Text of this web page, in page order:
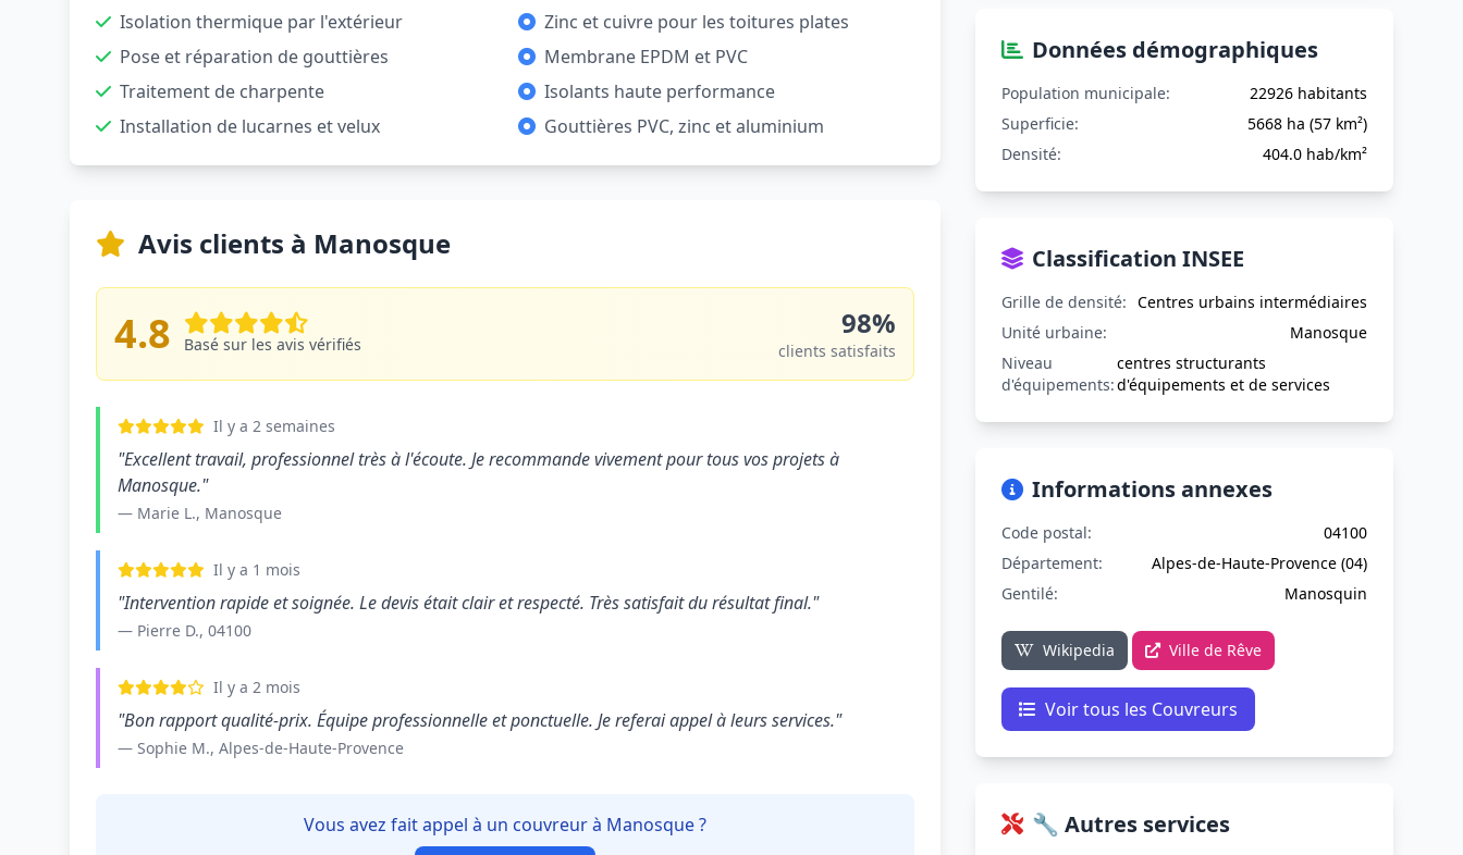
Isolation thermique par l'extérieur
Pose et réparation de gouttières
Traitement de charpente
Installation de lucarnes et velux
Zinc et cuivre pour les toitures plates
Membrane EPDM et PVC
Isolants haute performance
Gouttières PVC, zinc et aluminium
Avis clients à Manosque
4.8 Basé sur les avis vérifiés
98%
clients satisfaits
Il y a 2 semaines
"Excellent travail, professionnel très à l'écoute. Je recommande vivement pour tous vos projets à
Manosque."
— Marie L., Manosque
Il y a 1 mois
"Intervention rapide et soignée. Le devis était clair et respecté. Très satisfait du résultat final."
— Pierre D., 04100
Il y a 2 mois
"Bon rapport qualité-prix. Équipe professionnelle et ponctuelle. Je referai appel à leurs services."
— Sophie M., Alpes-de-Haute-Provence
Vous avez fait appel à un couvreur à Manosque ?
Données démographiques
Population municipale:
22926 habitants
Superficie:
5668 ha (57 km²)
Densité:
404.0 hab/km²
Classification INSEE
Grille de densité: Centres urbains intermédiaires
Unité urbaine:
Manosque
Niveau
d'équipements:
centres structurants
d'équipements et de services
Informations annexes
Code postal:
04100
Département:
Alpes-de-Haute-Provence (04)
Gentilé:
Manosquin
Wikipedia Ville de Rêve
Voir tous les Couvreurs
🔧 Autres services